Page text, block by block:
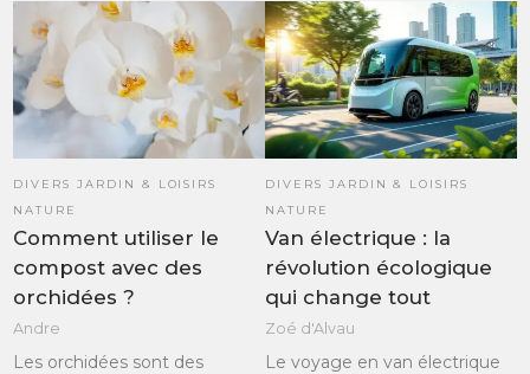
DIVERS JARDIN & LOISIRS
NATURE
Comment utiliser le
compost avec des
orchidées ?
Andre
Les orchidées sont des
DIVERS JARDIN & LOISIRS
NATURE
Van électrique : la
révolution écologique
qui change tout
Zoé d'Alvau
Le voyage en van électrique